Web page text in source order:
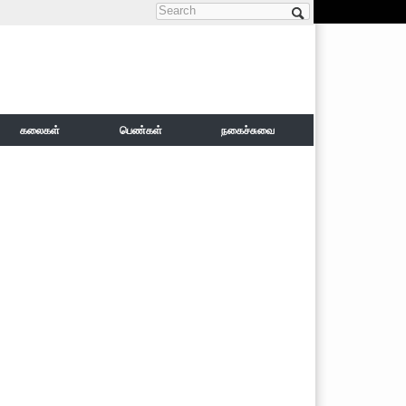
Search form
கலைகள் பெண்கள் நகைச்சுவை